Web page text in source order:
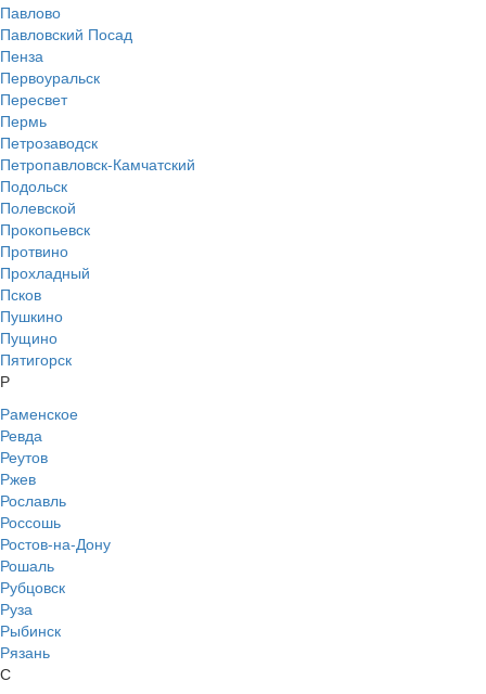
Павлово
Павловский Посад
Пенза
Первоуральск
Пересвет
Пермь
Петрозаводск
Петропавловск-Камчатский
Подольск
Полевской
Прокопьевск
Протвино
Прохладный
Псков
Пушкино
Пущино
Пятигорск
Р
Раменское
Ревда
Реутов
Ржев
Рославль
Россошь
Ростов-на-Дону
Рошаль
Рубцовск
Руза
Рыбинск
Рязань
С